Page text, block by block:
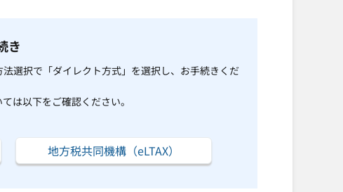
き
選択で「ダイレクト方式」を選択し、お手続きくだ
は以下をご確認ください。
地方税共同機構（eLTAX）